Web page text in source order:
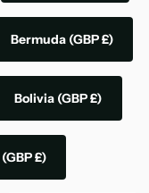
Bermuda (GBP £)
Bolivia (GBP £)
(GBP £)